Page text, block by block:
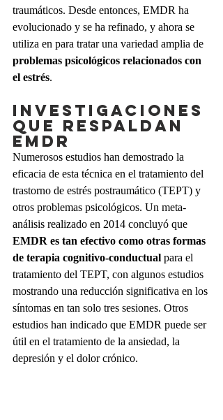
traumáticos. Desde entonces, EMDR ha
evolucionado y se ha refinado, y ahora se
utiliza en para tratar una variedad amplia de
problemas psicológicos relacionados con
el estrés.
Investigaciones
que respaldan
EMDR
Numerosos estudios han demostrado la
eficacia de esta técnica en el tratamiento del
trastorno de estrés postraumático (TEPT) y
otros problemas psicológicos. Un meta-
análisis realizado en 2014 concluyó que
EMDR es tan efectivo como otras formas
de terapia cognitivo-conductual para el
tratamiento del TEPT, con algunos estudios
mostrando una reducción significativa en los
síntomas en tan solo tres sesiones. Otros
estudios han indicado que EMDR puede ser
útil en el tratamiento de la ansiedad, la
depresión y el dolor crónico.